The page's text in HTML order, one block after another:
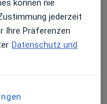
können nie
jederzeit
Ihre Präferenzen
Datenschutz und